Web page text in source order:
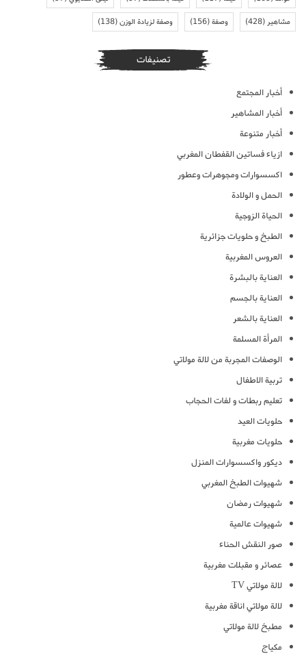
مشاهير(428) وصفة(156) وصفة لزيادة الوزن(138)
تصنيفات
أخبار المجتمع
أخبار المشاهير
أخبار متنوعة
ازياء فساتين القفطان المغربي
اكسسوارات ومجوهرات وعطور
الحمل و الولادة
الحياة الزوجية
الطبخ و حلويات جزائرية
العروس المغربية
العناية بالبشرة
العناية بالجسم
العناية بالشعر
المرأة المسلمة
الوصفات المجربة من لالة مولاتي
تربية الاطفال
تعليم ربطات و لفات الحجاب
حلويات العيد
حلويات مغربية
ديكور واكسسوارات المنزل
شهيوات الطبخ المغربي
شهيوات رمضان
شهيوات عالمية
صور النقش الحناء
عصائر و مقبلات مغربية
لالة مولاتي TV
لالة مولاتي اناقة مغربية
مطبخ لالة مولاتي
مكياج